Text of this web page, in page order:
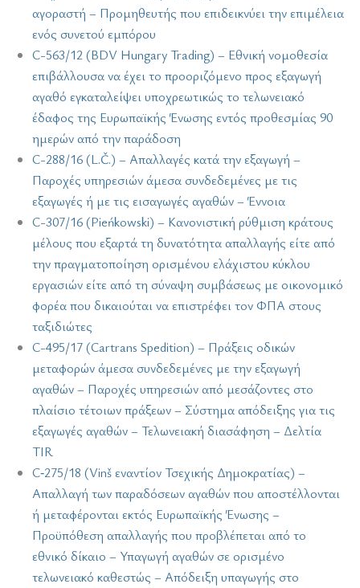
αγοραστή – Προμηθευτής που επιδεικνύει την επιμέλεια
ενός συνετού εμπόρου
C-563/12 (BDV Hungary Trading) – Εθνική νομοθεσία
επιβάλλουσα να έχει το προοριζόμενο προς εξαγωγή
αγαθό εγκαταλείψει υποχρεωτικώς το τελωνειακό
έδαφος της Ευρωπαϊκής Ένωσης εντός προθεσμίας 90
ημερών από την παράδοση
C-288/16 (L.Č.) – Απαλλαγές κατά την εξαγωγή –
Παροχές υπηρεσιών άμεσα συνδεδεμένες με τις
εξαγωγές ή με τις εισαγωγές αγαθών – Έννοια
C-307/16 (Pieńkowski) – Κανονιστική ρύθμιση κράτους
μέλους που εξαρτά τη δυνατότητα απαλλαγής είτε από
την πραγματοποίηση ορισμένου ελάχιστου κύκλου
εργασιών είτε από τη σύναψη συμβάσεως με οικονομικό
φορέα που δικαιούται να επιστρέφει τον ΦΠΑ στους
ταξιδιώτες
C-495/17 (Cartrans Spedition) – Πράξεις οδικών
μεταφορών άμεσα συνδεδεμένες με την εξαγωγή
αγαθών – Παροχές υπηρεσιών από μεσάζοντες στο
πλαίσιο τέτοιων πράξεων – Σύστημα απόδειξης για τις
εξαγωγές αγαθών – Τελωνειακή διασάφηση – Δελτία
TIR
C‑275/18 (Vinš εναντίον Τσεχικής Δημοκρατίας) –
Απαλλαγή των παραδόσεων αγαθών που αποστέλλονται
ή μεταφέρονται εκτός Ευρωπαϊκής Ένωσης –
Προϋπόθεση απαλλαγής που προβλέπεται από το
εθνικό δίκαιο – Υπαγωγή αγαθών σε ορισμένο
τελωνειακό καθεστώς – Απόδειξη υπαγωγής στο